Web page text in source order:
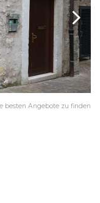
besten Angebote zu finden